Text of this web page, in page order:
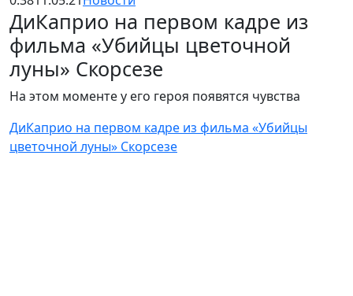
ДиКаприо на первом кадре из
фильма «Убийцы цветочной
луны» Скорсезе
На этом моменте у его героя появятся чувства
ДиКаприо на первом кадре из фильма «Убийцы
цветочной луны» Скорсезе